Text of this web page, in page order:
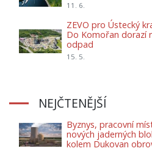
11. 6.
ZEVO pro Ústecký
Do Komořan dorazí
odpad
15. 5.
NEJČTENĚJŠÍ
Byznys, pracovní
nových jaderných
kolem Dukovan